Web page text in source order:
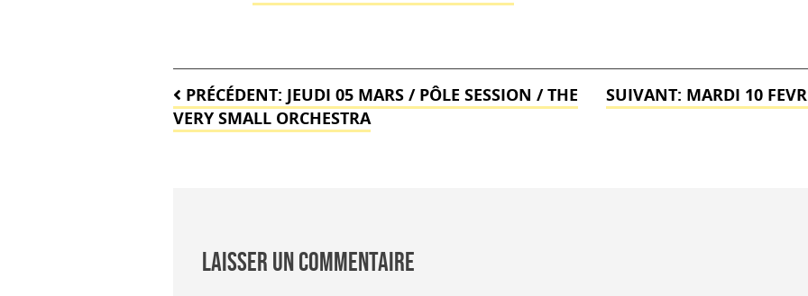
Navigation
de
PRÉCÉDENT: JEUDI 05 MARS / PÔLE SESSION / THE
VERY SMALL ORCHESTRA
SUIVANT: MARDI 10
Laisser un commentaire